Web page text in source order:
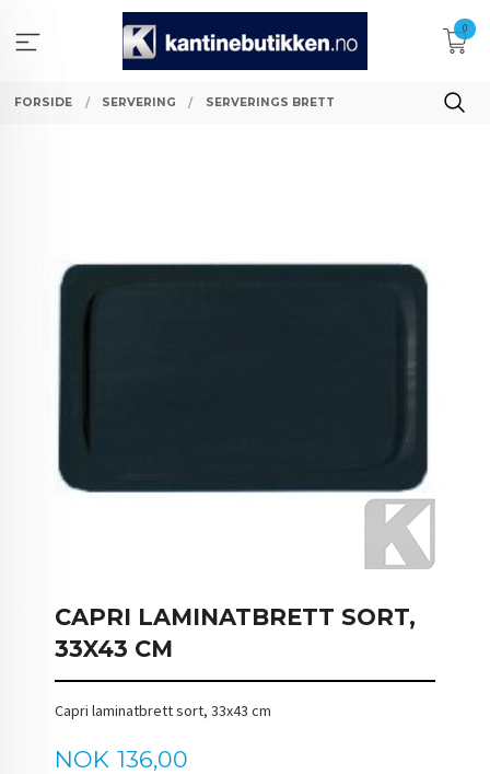
innholdet
0
FORSIDE SERVERING SERVERINGS BRETT
CAPRI LAMINATBRETT SORT,
33X43 CM
Capri laminatbrett sort, 33x43 cm
Pris
NOK 136,00